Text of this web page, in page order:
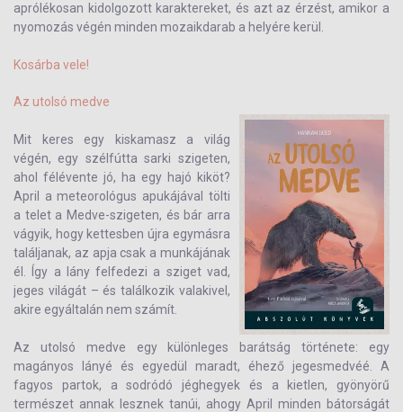
aprólékosan kidolgozott karaktereket, és azt az érzést, amikor a
nyomozás végén minden mozaikdarab a helyére kerül.
Kosárba vele!
Az utolsó medve
Mit keres egy kiskamasz a világ
végén, egy szélfútta sarki szigeten,
ahol félévente jó, ha egy hajó kiköt?
April a meteorológus apukájával tölti
a telet a Medve-szigeten, és bár arra
vágyik, hogy kettesben újra egymásra
találjanak, az apja csak a munkájának
él. Így a lány felfedezi a sziget vad,
jeges világát – és találkozik valakivel,
akire egyáltalán nem számít.
Az utolsó medve egy különleges barátság története: egy
magányos lányé és egyedül maradt, éhező jegesmedvéé. A
fagyos partok, a sodródó jéghegyek és a kietlen, gyönyörű
természet annak lesznek tanúi, ahogy April minden bátorságát